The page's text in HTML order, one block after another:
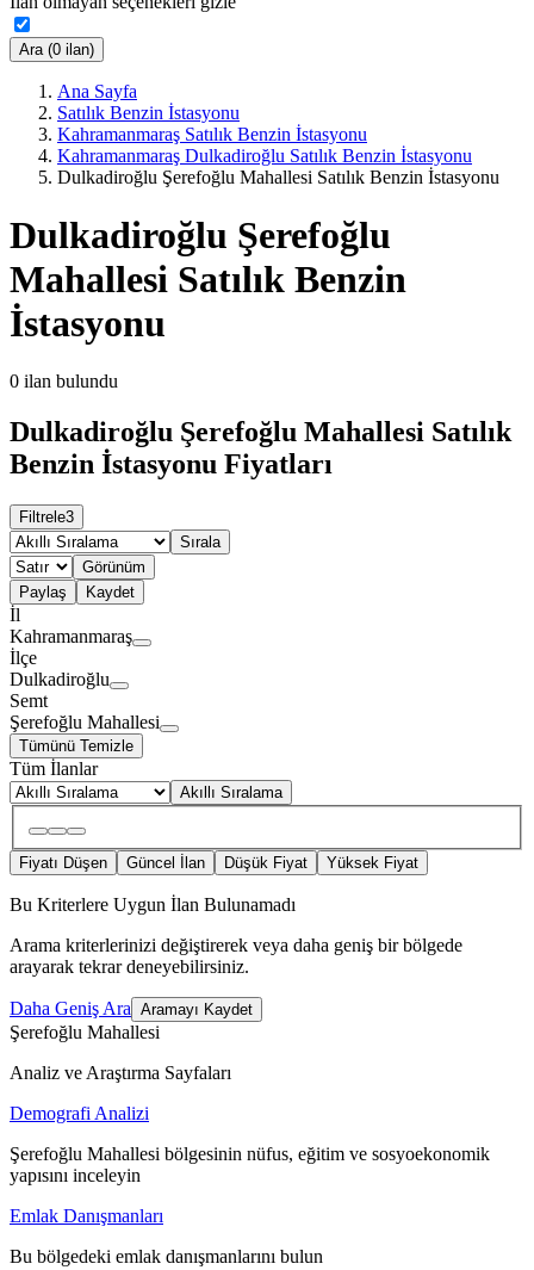
Ara (0 ilan)
Ana Sayfa
Satılık Benzin İstasyonu
Kahramanmaraş Satılık Benzin İstasyonu
Kahramanmaraş Dulkadiroğlu Satılık Benzin İstasyonu
Dulkadiroğlu Şerefoğlu Mahallesi Satılık Benzin İstasyonu
Dulkadiroğlu Şerefoğlu
Mahallesi Satılık Benzin
İstasyonu
0 ilan bulundu
Dulkadiroğlu Şerefoğlu Mahallesi Satılık
Benzin İstasyonu Fiyatları
Filtrele3
Sırala
Görünüm
Paylaş
Kaydet
İl
Kahramanmaraş
İlçe
Dulkadiroğlu
Semt
Şerefoğlu Mahallesi
Tümünü Temizle
Tüm İlanlar
Akıllı Sıralama
Fiyatı Düşen Güncel İlan Düşük Fiyat Yüksek Fiyat
Bu Kriterlere Uygun İlan Bulunamadı
Arama kriterlerinizi değiştirerek veya daha geniş bir bölgede
arayarak tekrar deneyebilirsiniz.
Daha Geniş Ara Aramayı Kaydet
Şerefoğlu Mahallesi
Analiz ve Araştırma Sayfaları
Demografi Analizi
Şerefoğlu Mahallesi bölgesinin nüfus, eğitim ve sosyoekonomik
yapısını inceleyin
Emlak Danışmanları
Bu bölgedeki emlak danışmanlarını bulun